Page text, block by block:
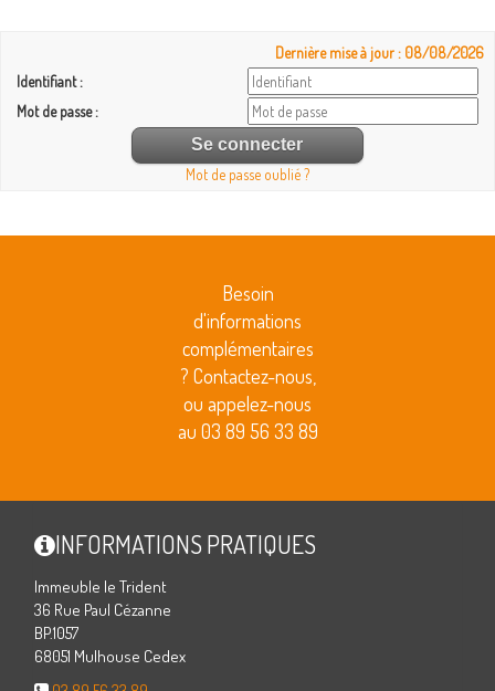
Dernière mise à jour : 08/08/2026
Identifiant :
Mot de passe :
Mot de passe oublié ?
Besoin
d'informations
complémentaires
? Contactez-nous,
ou appelez-nous
au 03 89 56 33 89
INFORMATIONS PRATIQUES
Immeuble le Trident
36 Rue Paul Cézanne
BP.1057
68051 Mulhouse Cedex